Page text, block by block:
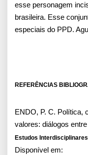
esse personagem
brasileira. Esse
especiais do PPD.
REFERÊNCIAS
ENDO, P. C. Política,
valores: diálogos
Estudos Interdisciplinares
Disponível em: